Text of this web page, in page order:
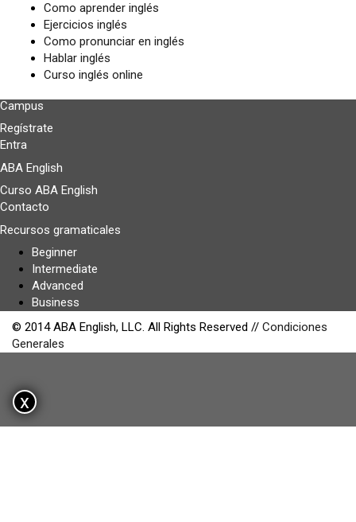
Como aprender inglés
Ejercicios inglés
Como pronunciar en inglés
Hablar inglés
Curso inglés online
Campus
Regístrate
Entra
ABA English
Curso ABA English
Contacto
Recursos gramaticales
Beginner
Intermediate
Advanced
Business
© 2014 ABA English, LLC. All Rights Reserved // Condiciones
Generales
x